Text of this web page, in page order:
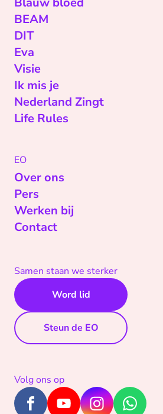
BEAM
DIT
Eva
Visie
Ik mis je
Nederland Zingt
Life Rules
EO
Over ons
Pers
Werken bij
Contact
Samen staan we sterker
Word lid
Steun de EO
Volg ons op